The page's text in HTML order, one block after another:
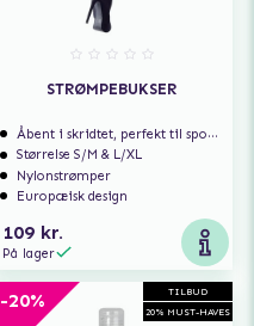
STRØMPEBUKSER
Åbent i skridtet, perfekt til spontan sex
Størrelse S/M & L/XL
Nylonstrømper
Europæisk design
109 kr.
På lager
TILBUD
20% MUST-HAVES
-20%